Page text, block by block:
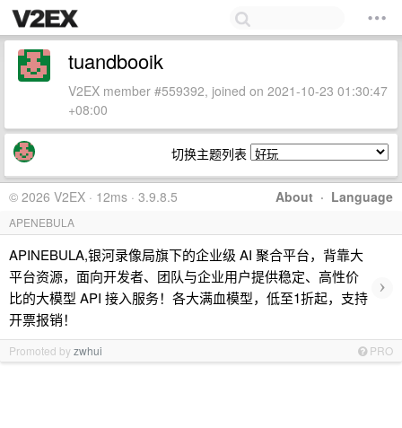
tuandbooik
V2EX member #559392, joined on 2021-10-23 01:30:47
+08:00
切换主题列表
About · Language
© 2026 V2EX · 12ms · 3.9.8.5
APENEBULA
APINEBULA,银河录像局旗下的企业级 AI 聚合平台，背靠大
平台资源，面向开发者、团队与企业用户提供稳定、高性价
比的大模型 API 接入服务！各大满血模型，低至1折起，支持
开票报销！
›
Promoted byzwhui PRO